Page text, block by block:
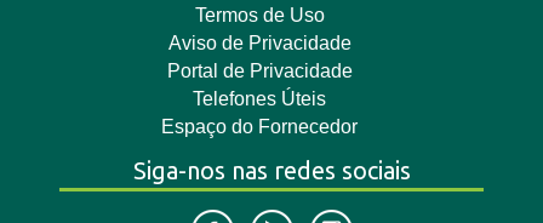
Termos de Uso
Aviso de Privacidade
Portal de Privacidade
Telefones Úteis
Espaço do Fornecedor
Siga-nos nas redes sociais